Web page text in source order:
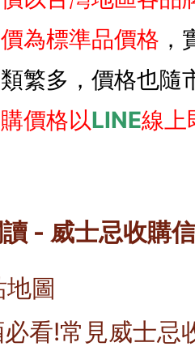
為標準品價格
繁多，價格也隨
價格以LINE線上
- 威士忌收購
圖
看!常見威士忌